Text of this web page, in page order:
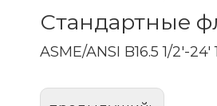
Стандартные
ASME/ANSI B16.5 1/2'-